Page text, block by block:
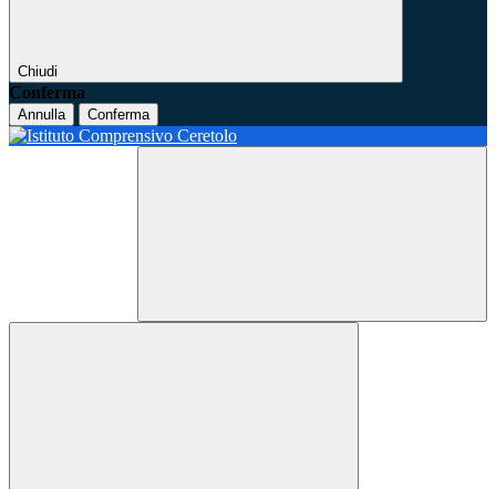
Chiudi
Conferma
Annulla Conferma